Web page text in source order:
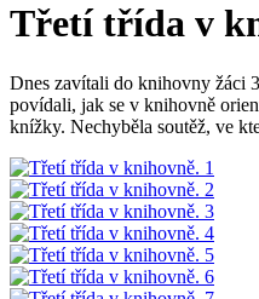
Třetí třída v
Dnes zavítali do knihovny žáci
povídali, jak se v knihovně
knížky. Nechyběla soutěž, ve